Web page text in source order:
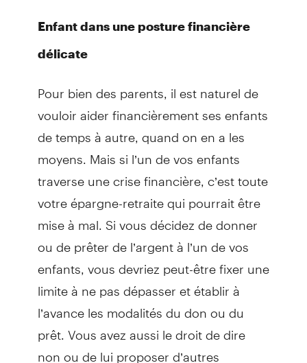
Enfant dans une posture financière
délicate
Pour bien des parents, il est naturel de
vouloir aider financièrement ses enfants
de temps à autre, quand on en a les
moyens. Mais si l’un de vos enfants
traverse une crise financière, c’est toute
votre épargne-retraite qui pourrait être
mise à mal. Si vous décidez de donner
ou de prêter de l’argent à l’un de vos
enfants, vous devriez peut-être fixer une
limite à ne pas dépasser et établir à
l’avance les modalités du don ou du
prêt. Vous avez aussi le droit de dire
non ou de lui proposer d’autres